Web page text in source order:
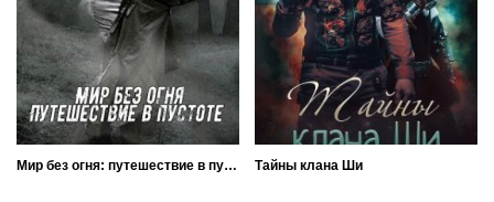
Мир без огня: путешествие в пустоте Тайны клана Ши